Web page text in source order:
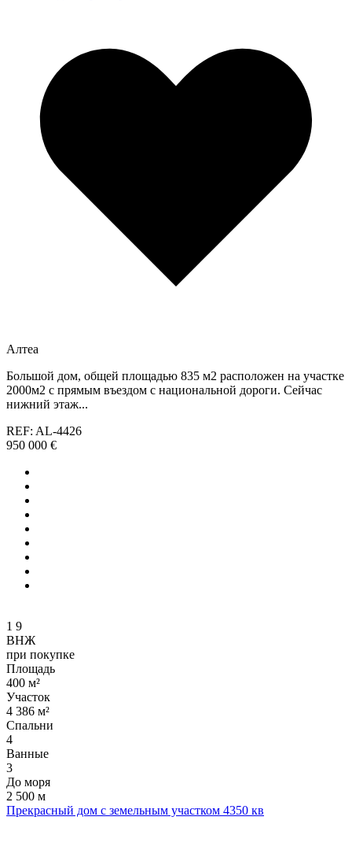
Алтеа
Большой дом, общей площадью 835 м2 расположен на участке
2000м2 с прямым въездом с национальной дороги. Сейчас
нижний этаж...
REF: AL-4426
950 000 €
1 9
ВНЖ
при покупке
Площадь
400 м²
Участок
4 386 м²
Спальни
4
Ванные
3
До моря
2 500 м
Прекрасный дом с земельным участком 4350 кв